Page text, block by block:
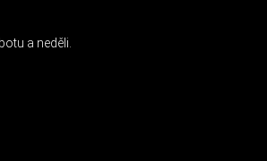
a neděli.